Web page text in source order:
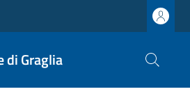
di Graglia